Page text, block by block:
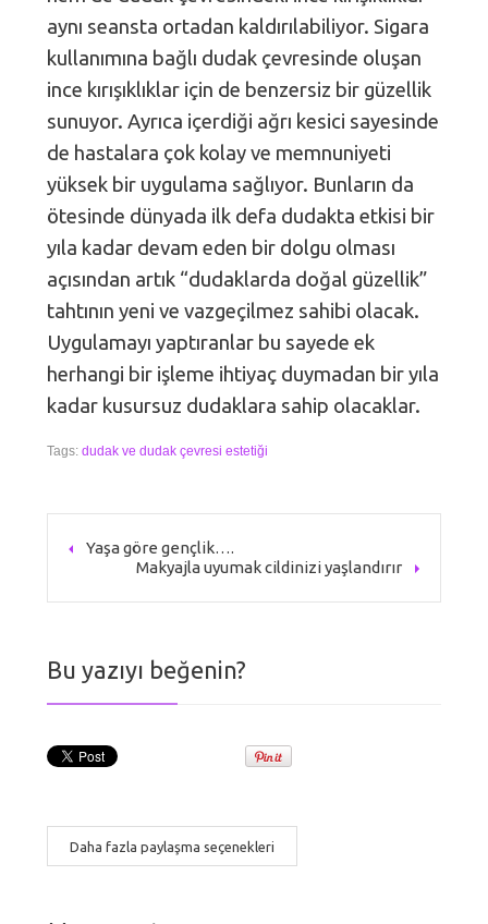
aynı seansta ortadan kaldırılabiliyor. Sigara
kullanımına bağlı dudak çevresinde oluşan
ince kırışıklıklar için de benzersiz bir güzellik
sunuyor. Ayrıca içerdiği ağrı kesici sayesinde
de hastalara çok kolay ve memnuniyeti
yüksek bir uygulama sağlıyor. Bunların da
ötesinde dünyada ilk defa dudakta etkisi bir
yıla kadar devam eden bir dolgu olması
açısından artık “dudaklarda doğal güzellik”
tahtının yeni ve vazgeçilmez sahibi olacak.
Uygulamayı yaptıranlar bu sayede ek
herhangi bir işleme ihtiyaç duymadan bir yıla
kadar kusursuz dudaklara sahip olacaklar.
Tags:dudak ve dudak çevresi estetiği
Yaşa göre gençlik….
Makyajla uyumak cildinizi yaşlandırır
Bu yazıyı beğenin?
Daha fazla paylaşma seçenekleri